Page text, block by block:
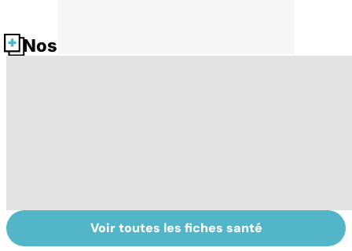
Nos fiches santé
Vivre après un
Don de gamètes :
Voir toutes les fiches santé